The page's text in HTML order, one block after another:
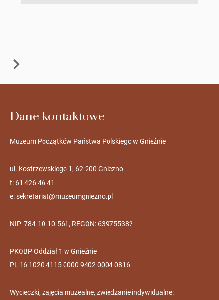
Dane kontaktowe
Muzeum Początków Państwa Polskiego w Gnieźnie
ul. Kostrzewskiego 1, 62-200 Gniezno
t: 61 426 46 41
e:sekretariat@muzeumgniezno.pl
NIP: 784-10-10-561, REGON: 639755382
PKOBP Oddział 1 w Gnieźnie
PL 16 1020 4115 0000 9402 0004 0816
Wycieczki, zajęcia muzealne, zwiedzanie indywidualne: